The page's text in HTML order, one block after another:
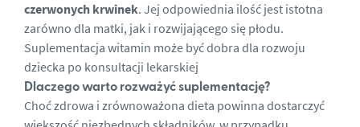
czerwonych krwinek. Jej odpowiednia ilość jest istotna
zarówno dla matki, jak i rozwijającego się płodu.
Suplementacja witamin może być dobra dla rozwoju
dziecka po konsultacji lekarskiej
Dlaczego warto rozważyć suplementację?
Choć zdrowa i zrównoważona dieta powinna dostarczyć